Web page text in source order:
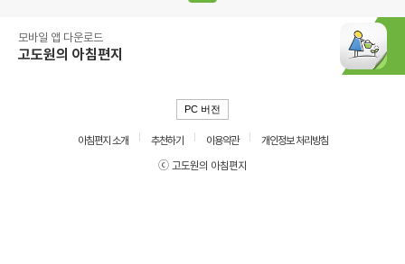
모바일 앱 다운로드
고도원의 아침편지
PC 버전
아침편지 소개 추천하기 이용약관
개인정보 처리방침
ⓒ 고도원의 아침편지